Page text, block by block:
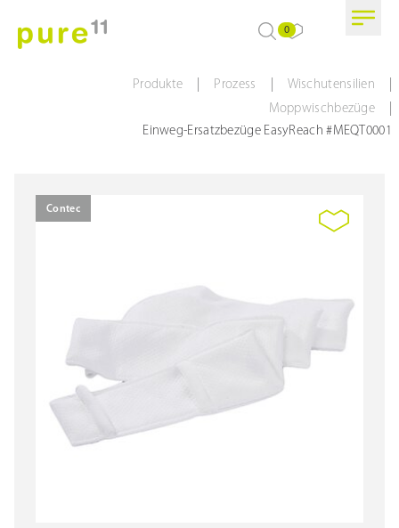
0
Produkte Prozess Wischutensilien
Moppwischbezüge
Einweg-Ersatzbezüge EasyReach #MEQT0001
Contec